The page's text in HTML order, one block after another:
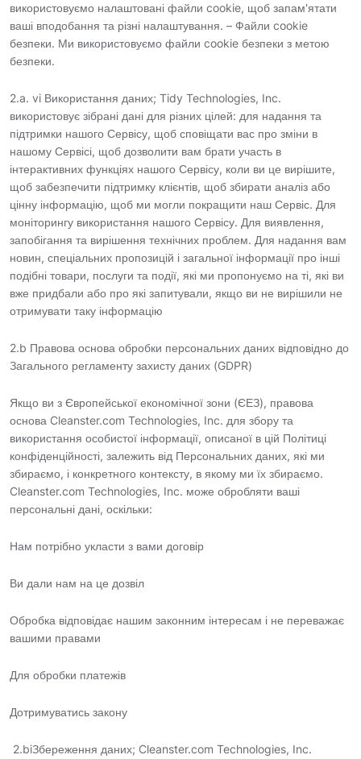
використовуємо налаштовані файли cookie, щоб запам'ятати
ваші вподобання та різні налаштування. – Файли cookie
безпеки. Ми використовуємо файли cookie безпеки з метою
безпеки.
2.a. vi Використання даних; Tidy Technologies, Inc.
використовує зібрані дані для різних цілей: для надання та
підтримки нашого Сервісу, щоб сповіщати вас про зміни в
нашому Сервісі, щоб дозволити вам брати участь в
інтерактивних функціях нашого Сервісу, коли ви це вирішите,
щоб забезпечити підтримку клієнтів, щоб збирати аналіз або
цінну інформацію, щоб ми могли покращити наш Сервіс. Для
моніторингу використання нашого Сервісу. Для виявлення,
запобігання та вирішення технічних проблем. Для надання вам
новин, спеціальних пропозицій і загальної інформації про інші
подібні товари, послуги та події, які ми пропонуємо на ті, які ви
вже придбали або про які запитували, якщо ви не вирішили не
отримувати таку інформацію
2.b Правова основа обробки персональних даних відповідно до
Загального регламенту захисту даних (GDPR)
Якщо ви з Європейської економічної зони (ЄЕЗ), правова
основа Cleanster.com Technologies, Inc. для збору та
використання особистої інформації, описаної в цій Політиці
конфіденційності, залежить від Персональних даних, які ми
збираємо, і конкретного контексту, в якому ми їх збираємо.
Cleanster.com Technologies, Inc. може обробляти ваші
персональні дані, оскільки:
Нам потрібно укласти з вами договір
Ви дали нам на це дозвіл
Обробка відповідає нашим законним інтересам і не переважає
вашими правами
Для обробки платежів
Дотримуватись закону
2.biЗбереження даних; Cleanster.com Technologies, Inc.